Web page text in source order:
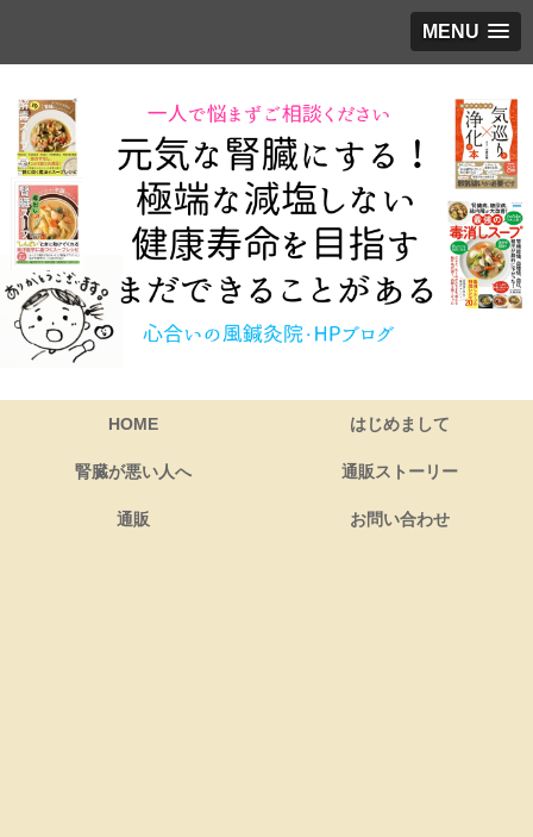
MENU
HOME はじめまして
腎臓が悪い人へ 通販ストーリー
通販 お問い合わせ